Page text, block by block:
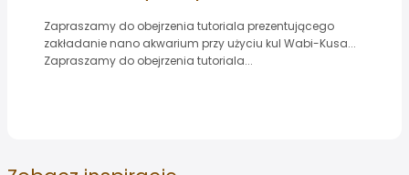
Zapraszamy do obejrzenia tutoriala prezentującego
zakładanie nano akwarium przy użyciu kul Wabi-Kusa...
Zapraszamy do obejrzenia tutoriala...